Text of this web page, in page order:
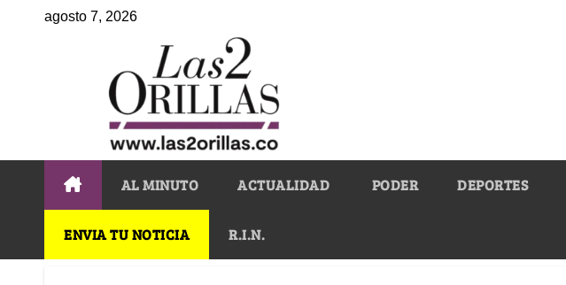
agosto 7, 2026
AL MINUTO ACTUALIDAD PODER DEPORTES
ENVIA TU NOTICIA R.I.N.